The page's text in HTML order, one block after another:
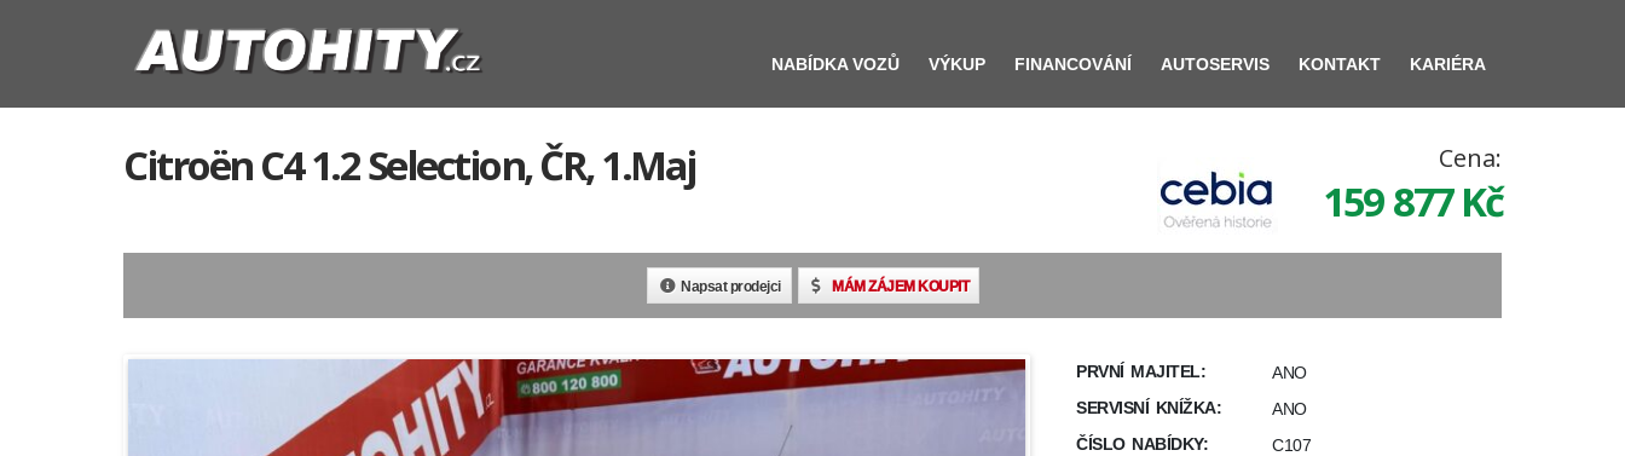
NABÍDKA VOZŮ VÝKUP FINANCOVÁNÍ AUTOSERVIS KONTAKT KARIÉRA
Citroën C4 1.2 Selection, ČR, 1.Maj Cena:
159 877Kč
Napsat prodejci MÁM ZÁJEM KOUPIT
PRVNÍ MAJITEL:
ANO
SERVISNÍ KNÍŽKA:
ANO
ČÍSLO NABÍDKY:
C107